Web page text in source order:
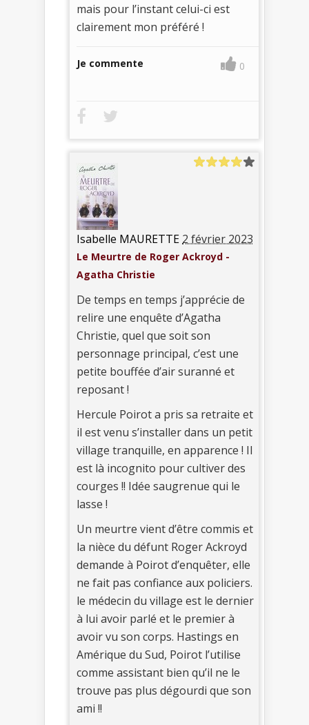
mais pour l’instant celui-ci est
clairement mon préféré !
Je commente 0
Isabelle MAURETTE 2 février 2023
Le Meurtre de Roger Ackroyd -
Agatha Christie
De temps en temps j’apprécie de
relire une enquête d’Agatha
Christie, quel que soit son
personnage principal, c’est une
petite bouffée d’air suranné et
reposant !
Hercule Poirot a pris sa retraite et
il est venu s’installer dans un petit
village tranquille, en apparence ! Il
est là incognito pour cultiver des
courges !! Idée saugrenue qui le
lasse !
Un meurtre vient d’être commis et
la nièce du défunt Roger Ackroyd
demande à Poirot d’enquêter, elle
ne fait pas confiance aux policiers.
le médecin du village est le dernier
à lui avoir parlé et le premier à
avoir vu son corps. Hastings en
Amérique du Sud, Poirot l’utilise
comme assistant bien qu’il ne le
trouve pas plus dégourdi que son
ami !!